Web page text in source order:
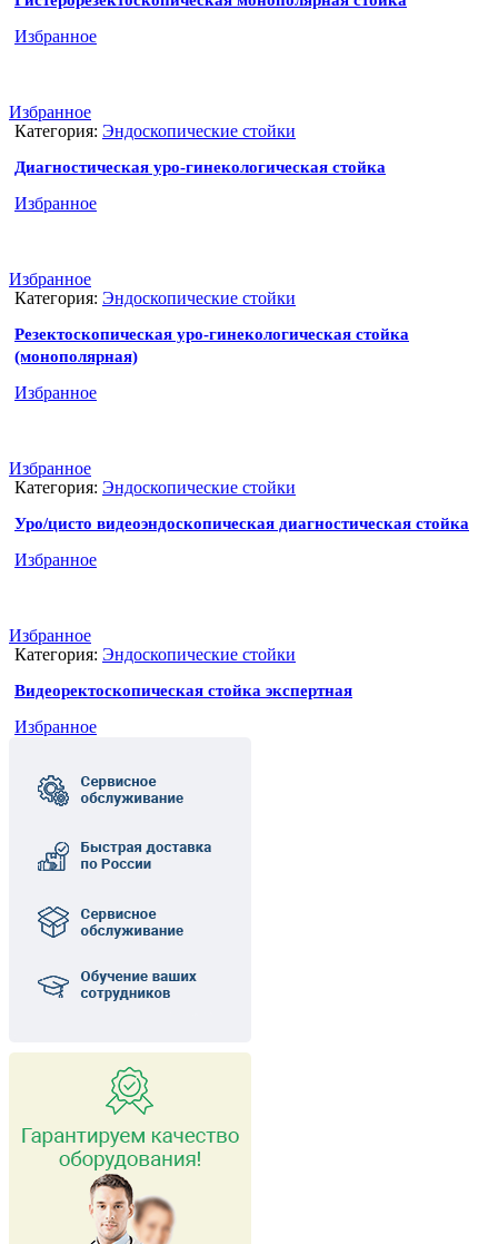
Избранное
Избранное
Категория: Эндоскопические стойки
Диагностическая уро-гинекологическая стойка
Избранное
Избранное
Категория: Эндоскопические стойки
Резектоскопическая уро-гинекологическая стойка
(монополярная)
Избранное
Избранное
Категория: Эндоскопические стойки
Уро/цисто видеоэндоскопическая диагностическая стойка
Избранное
Избранное
Категория: Эндоскопические стойки
Видеоректоскопическая стойка экспертная
Избранное